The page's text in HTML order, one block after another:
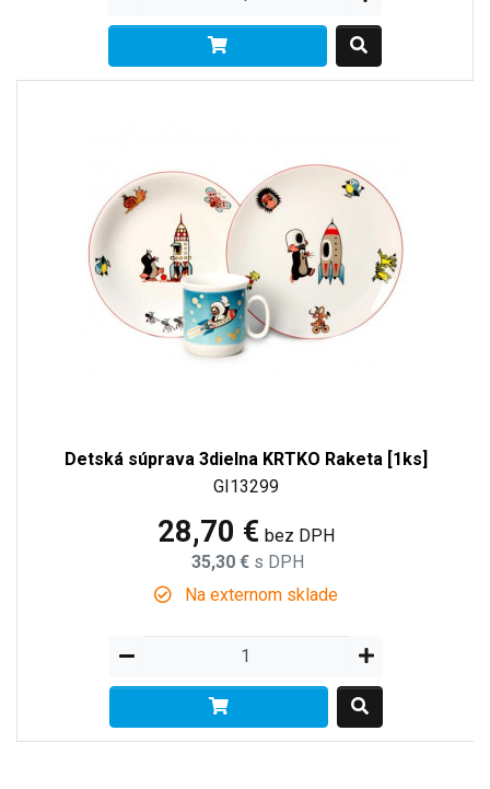
Detská súprava 3dielna KRTKO Raketa [1ks]
GI13299
28,70 € bez DPH
35,30 € s DPH
Na externom sklade